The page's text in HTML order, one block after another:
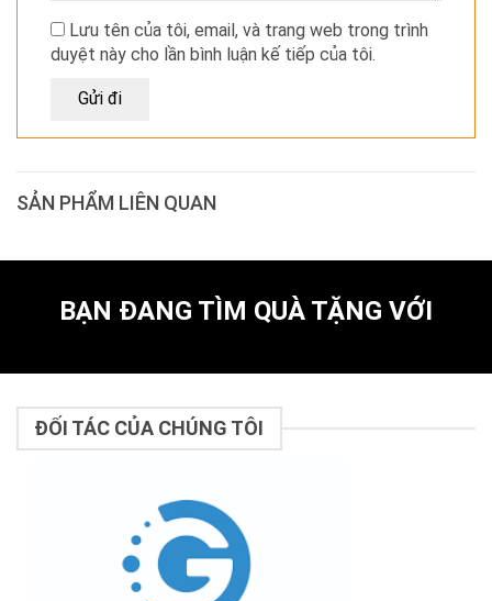
Lưu tên của tôi, email, và trang web trong trình
duyệt này cho lần bình luận kế tiếp của tôi.
SẢN PHẨM LIÊN QUAN
BẠN ĐANG TÌM QUÀ TẶNG VỚI
ĐỐI TÁC CỦA CHÚNG TÔI